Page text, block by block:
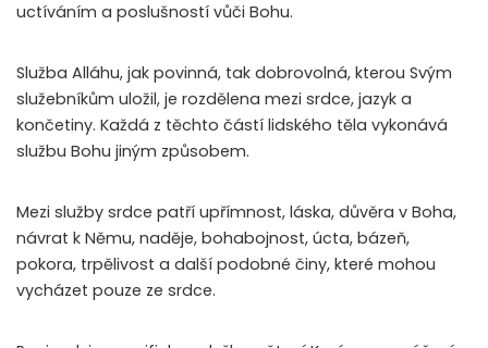
uctíváním a poslušností vůči Bohu.
Služba Alláhu, jak povinná, tak dobrovolná, kterou Svým
služebníkům uložil, je rozdělena mezi srdce, jazyk a
končetiny. Každá z těchto částí lidského těla vykonává
službu Bohu jiným způsobem.
Mezi služby srdce patří upřímnost, láska, důvěra v Boha,
návrat k Němu, naděje, bohabojnost, úcta, bázeň,
pokora, trpělivost a další podobné činy, které mohou
vycházet pouze ze srdce.